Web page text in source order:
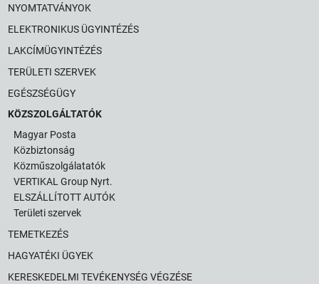
NYOMTATVÁNYOK
ELEKTRONIKUS ÜGYINTÉZÉS
LAKCÍMÜGYINTÉZÉS
TERÜLETI SZERVEK
EGÉSZSÉGÜGY
KÖZSZOLGÁLTATÓK
Magyar Posta
Közbiztonság
Közműszolgálatatók
VERTIKAL Group Nyrt.
ELSZÁLLÍTOTT AUTÓK
Területi szervek
TEMETKEZÉS
HAGYATÉKI ÜGYEK
KERESKEDELMI TEVÉKENYSÉG VÉGZÉSE